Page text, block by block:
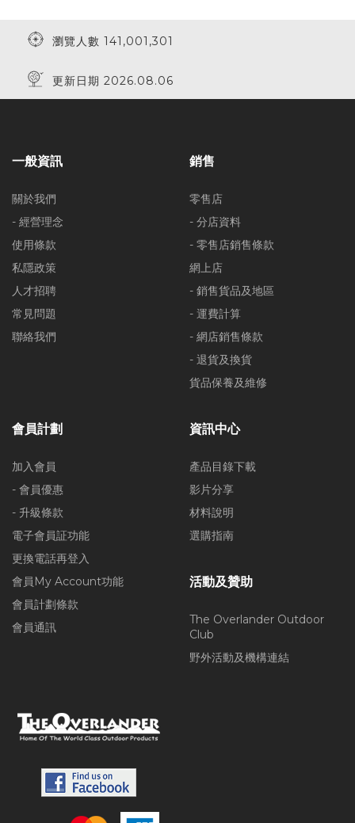
瀏覽人數 141,001,301
更新日期 2026.08.06
一般資訊
關於我們
- 經營理念
使用條款
私隱政策
人才招聘
常見問題
聯絡我們
銷售
零售店
- 分店資料
- 零售店銷售條款
網上店
- 銷售貨品及地區
- 運費計算
- 網店銷售條款
- 退貨及換貨
貨品保養及維修
會員計劃
加入會員
- 會員優惠
- 升級條款
電子會員証功能
更換電話再登入
會員My Account功能
會員計劃條款
會員通訊
資訊中心
產品目錄下載
影片分享
材料說明
選購指南
活動及贊助
The Overlander Outdoor
Club
野外活動及機構連結